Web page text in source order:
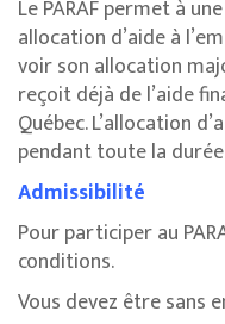
Le PARAF permet à
allocation d’aide à
voir son allocation
reçoit déjà de l’aide
Québec. L’allocation
pendant toute la
Admissibilité
Pour participer au
conditions.
Vous devez être sans